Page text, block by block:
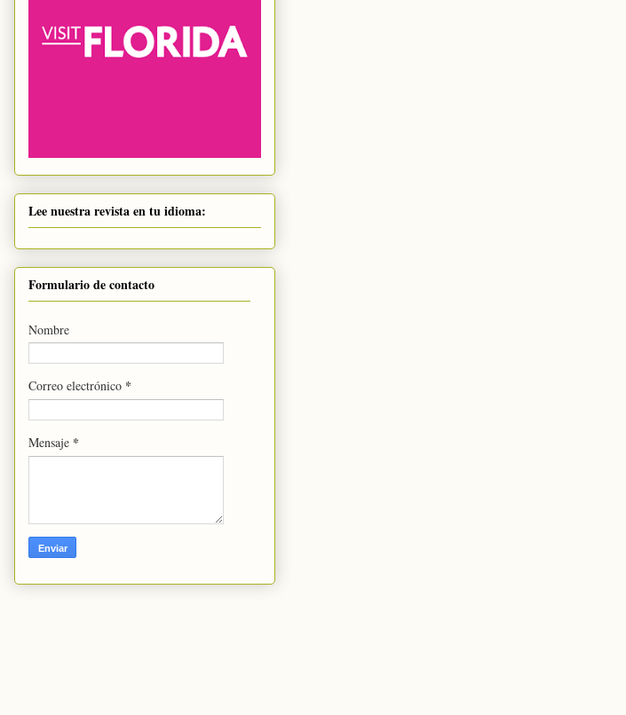
Lee nuestra revista en tu idioma:
Formulario de contacto
Nombre
Correo electrónico *
Mensaje *